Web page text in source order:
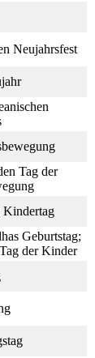
Neujahrsfest
Tag der
Kindertag
Geburtstag;
der Kinder